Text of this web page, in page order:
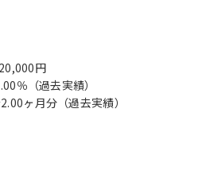
円
％（過去実績）
ヶ月分（過去実績）